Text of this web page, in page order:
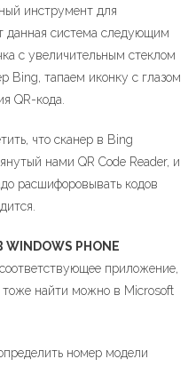
инструмент для
данная система следующим
с увеличительным стеклом
Bing, тапаем иконку с глазом
QR-кода.
что сканер в Bing
нами QR Code Reader, и
расшифоровывать кодов
PHONE
приложение,
тоже найти можно в Microsoft
номер модели